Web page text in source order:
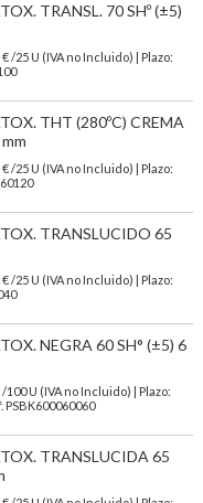
TRANSL. 70 SHº (±5)
€ /25 U (IVA no Incluido) | Plazo:
THT (280ºC) CREMA
€ /25 U (IVA no Incluido) | Plazo:
TRANSLUCIDO 65
€ /25 U (IVA no Incluido) | Plazo:
NEGRA 60 SH° (±5) 6
/100 U (IVA no Incluido)
| Plazo:
PSBK600060060
TRANSLUCIDA 65